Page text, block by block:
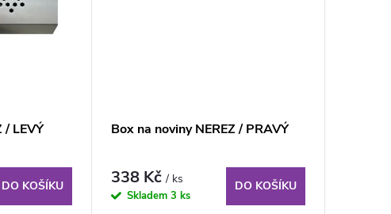
/ LEVÝ
DO KOŠÍKU
Box na noviny NEREZ / PRAVÝ
338 Kč/ ks
Skladem 3 ks
DO KOŠÍKU